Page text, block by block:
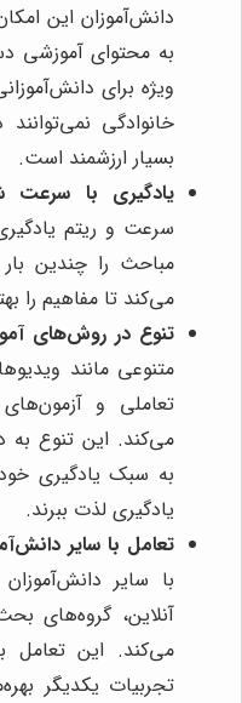
دانش‌آموزان این
به محتوای آموزشی
ویژه برای
خانوادگی
بسیار ارزشمند است.
یادگیری با
سرعت و ریتم
مباحث را چندین
می‌کند تا مفاهیم را
تنوع در روش‌های
متنوعی مانند
تعاملی و آزمون‌های
می‌کند. این تنوع به
به سبک یادگیری
یادگیری لذت ببرند.
تعامل با سایر
با سایر
آنلاین، گروه‌های
می‌کند. این تعامل
تجربیات یکدیگر